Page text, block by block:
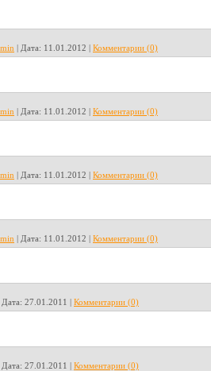
| Дата: 11.01.2012 | Комментарии (0)
| Дата: 11.01.2012 | Комментарии (0)
| Дата: 11.01.2012 | Комментарии (0)
| Дата: 11.01.2012 | Комментарии (0)
Дата: 27.01.2011 | Комментарии (0)
Дата: 27.01.2011 | Комментарии (0)